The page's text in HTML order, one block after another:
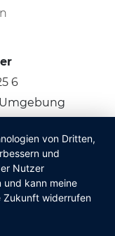
6
von Dritten,
und
Nutzer
kann meine
Zukunft widerrufen